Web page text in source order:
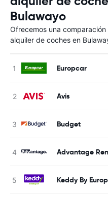
Bulawayo
Ofrecemos una
alquiler de coches en
Europcar
Avis
Budget
Advantage
Keddy By